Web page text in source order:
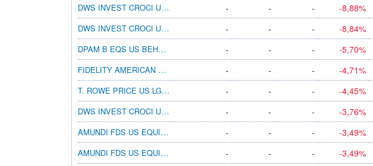
DWS INVEST CROCI US TFC
- - - -8,88%
DWS INVEST CROCI US IC
- - - -8,84%
DPAM B EQS US BEHAVIORAL VAL M EUR CAP
- - - -5,70%
FIDELITY AMERICAN SPECIAL SITUATIONS
- - - -4,71%
T. ROWE PRICE US LG CAP VAL EQ Q2 USD
- - - -4,45%
DWS INVEST CROCI US DIVIDENDS USD IC50
- - - -3,76%
AMUNDI FDS US EQUITY RSRCH VAL C EUR C
- - - -3,49%
AMUNDI FDS US EQUITY RSRCH VAL C USD C
- - - -3,49%